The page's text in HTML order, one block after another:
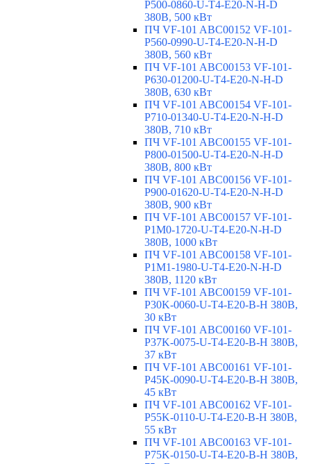
P500-0860-U-T4-E20-N-H-D
380В, 500 кВт
ПЧ VF-101 ABC00152 VF-101-
P560-0990-U-T4-E20-N-H-D
380В, 560 кВт
ПЧ VF-101 ABC00153 VF-101-
P630-01200-U-T4-E20-N-H-D
380В, 630 кВт
ПЧ VF-101 ABC00154 VF-101-
P710-01340-U-T4-E20-N-H-D
380В, 710 кВт
ПЧ VF-101 ABC00155 VF-101-
P800-01500-U-T4-E20-N-H-D
380В, 800 кВт
ПЧ VF-101 ABC00156 VF-101-
P900-01620-U-T4-E20-N-H-D
380В, 900 кВт
ПЧ VF-101 ABC00157 VF-101-
P1M0-1720-U-T4-E20-N-H-D
380В, 1000 кВт
ПЧ VF-101 ABC00158 VF-101-
P1M1-1980-U-T4-E20-N-H-D
380В, 1120 кВт
ПЧ VF-101 ABC00159 VF-101-
P30K-0060-U-T4-E20-B-H 380В,
30 кВт
ПЧ VF-101 ABC00160 VF-101-
P37K-0075-U-T4-E20-B-H 380В,
37 кВт
ПЧ VF-101 ABC00161 VF-101-
P45K-0090-U-T4-E20-B-H 380В,
45 кВт
ПЧ VF-101 ABC00162 VF-101-
P55K-0110-U-T4-E20-B-H 380В,
55 кВт
ПЧ VF-101 ABC00163 VF-101-
P75K-0150-U-T4-E20-B-H 380В,